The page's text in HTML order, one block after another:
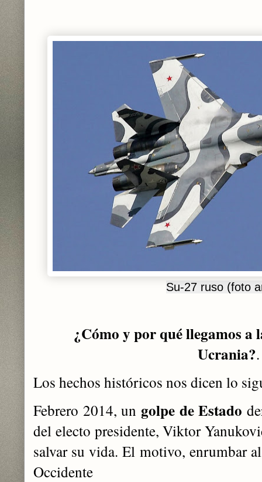
Su-27 ruso (foto
¿Cómo y por qué llegamos a
Ucrania?
Los hechos históricos nos dicen lo
Febrero 2014, un golpe de Estado
del electo presidente, Viktor
salvar su vida. El motivo, enrumbar
Occidente